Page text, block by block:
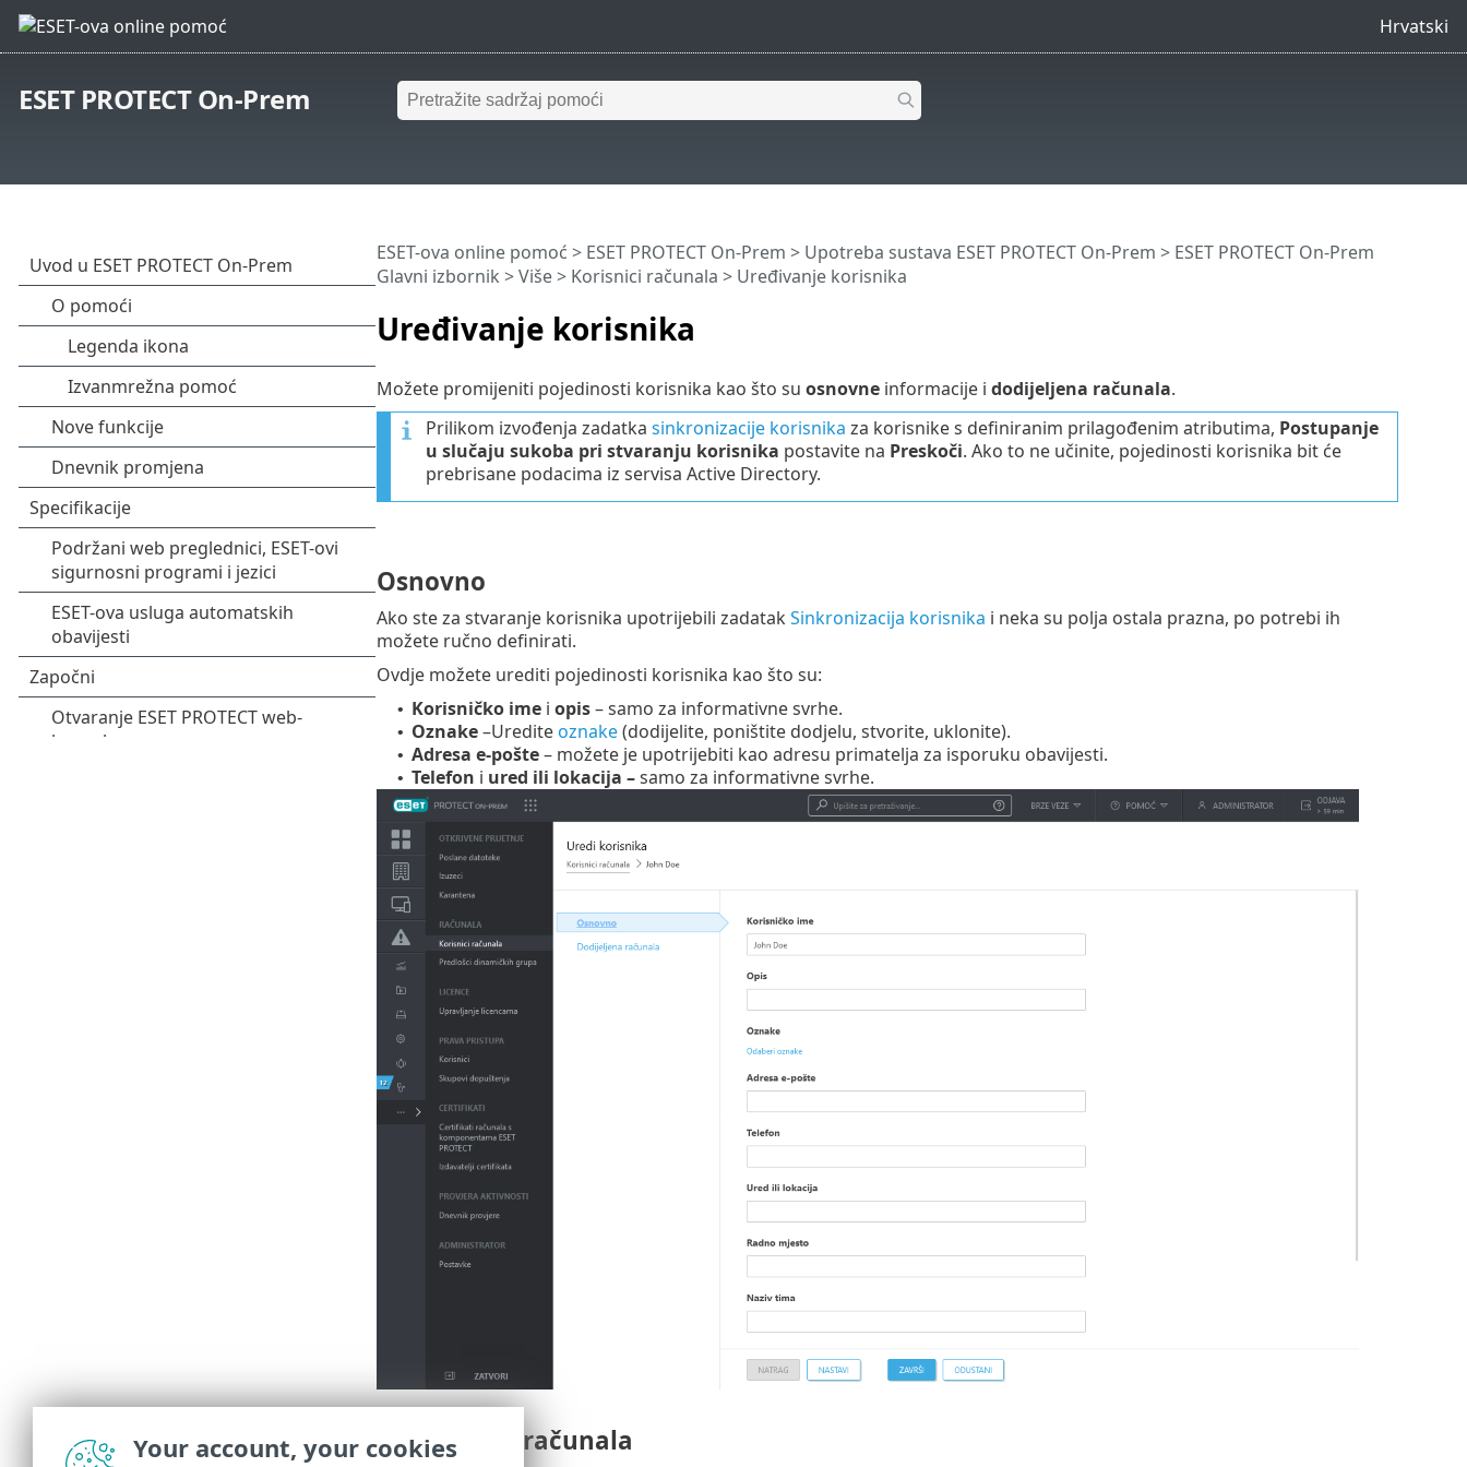
Hrvatski
ESET PROTECT On-Prem
Uređivanje korisnika
ESET-ova online pomoć > ESET PROTECT On-Prem > Upotreba sustava ESET PROTECT On-Prem > ESET PROTECT On-Prem
Glavni izbornik >Više> Korisnici računala > Uređivanje korisnika
Možete promijeniti pojedinosti korisnika kao što su osnovneinformacije i dodijeljena računala.
Prilikom izvođenja zadatka sinkronizacije korisnika za korisnike s definiranim prilagođenim atributima, Postupanje
u slučaju sukoba pri stvaranju korisnika postavite na Preskoči. Ako to ne učinite, pojedinosti korisnika bit će
prebrisane podacima iz servisa Active Directory.
Osnovno
Ako ste za stvaranje korisnika upotrijebili zadatak Sinkronizacija korisnika i neka su polja ostala prazna, po potrebi ih
možete ručno definirati.
Ovdje možete urediti pojedinosti korisnika kao što su:
• Korisničko imei opis– samo za informativne svrhe.
• Oznake–Urediteoznake(dodijelite, poništite dodjelu, stvorite, uklonite).
• Adresa e-pošte– možete je upotrijebiti kao adresu primatelja za isporuku obavijesti.
• Telefon i ured ili lokacija –samo za informativne svrhe.
Dodijeljena računala
Your account, your cookies